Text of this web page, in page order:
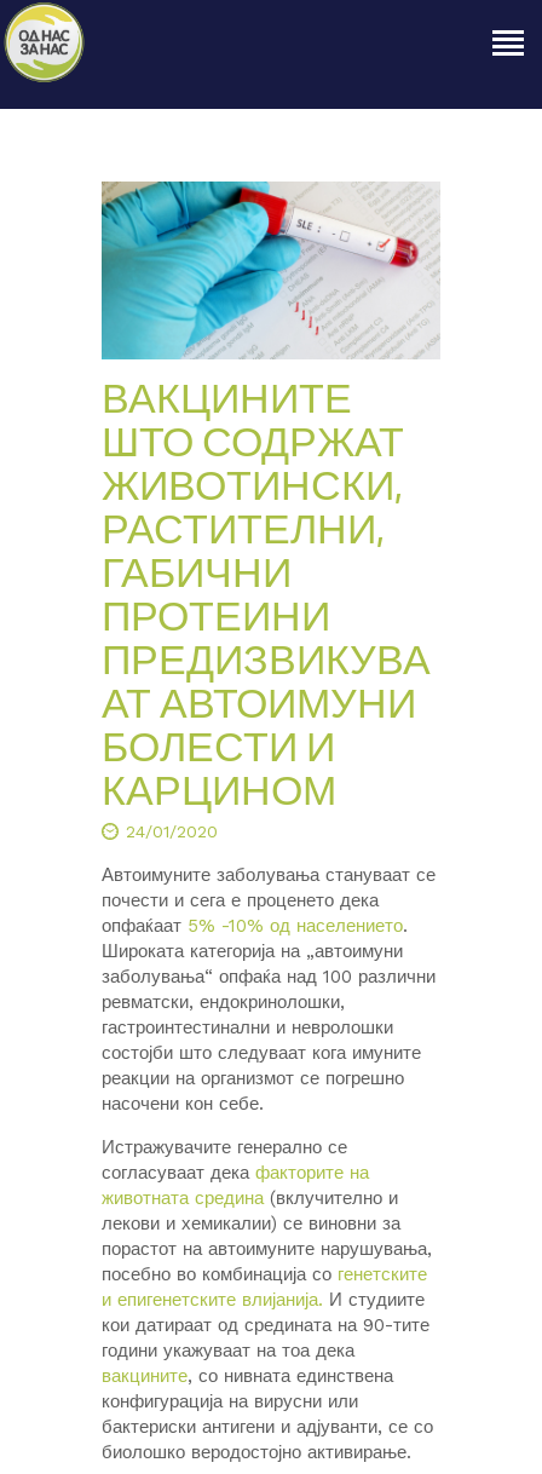
ЗА НАС
НАШЕ ПРАВО
ОБЈАВИ
ПРОЕКТИ
КОНТАКТ
ВАКЦИНИТЕ
ШТО СОДРЖАТ
ЖИВОТИНСКИ,
РАСТИТЕЛНИ,
ГАБИЧНИ
ПРОТЕИНИ
ПРЕДИЗВИКУВА
АТ АВТОИМУНИ
БОЛЕСТИ И
КАРЦИНОМ
24/01/2020
Автоимуните заболувања стануваат се
почести и сега е проценето дека
опфаќаат 5% -10% од населението.
Широката категорија на „автоимуни
заболувања“ опфаќа над 100 различни
ревматски, ендокринолошки,
гастроинтестинални и невролошки
состојби што следуваат кога имуните
реакции на организмот се погрешно
насочени кон себе.
Истражувачите генерално се
согласуваат дека факторите на
животната средина(вклучително и
лекови и хемикалии) се виновни за
порастот на автоимуните нарушувања,
посебно во комбинација со генетските
и епигенетските влијанија. И студиите
кои датираат од средината на 90-тите
години укажуваат на тоа дека
вакцините, со нивната единствена
конфигурација на вирусни или
бактериски антигени и адјуванти, се со
биолошко веродостојно активирање.